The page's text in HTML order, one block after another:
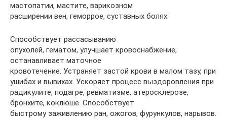
мастопатии, мастите, варикозном
расширении вен, геморрое, суставных болях.
Способствует рассасыванию
опухолей, гематом, улучшает кровоснабжение,
останавливает маточное
кровотечение. Устраняет застой крови в малом тазу, при
ушибах и вывихах. Ускоряет процесс выздоровления при
радикулите, подагре, ревматизме, атеросклерозе,
бронхите, коклюше. Способствует
быстрому заживлению ран, ожогов, фурункулов, нарывов.